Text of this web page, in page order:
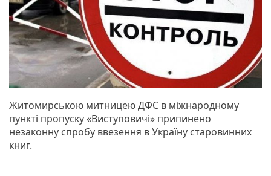
Житомирською митницею ДФС в міжнародному
пункті пропуску «Виступовичі» припинено
незаконну спробу ввезення в Україну старовинних
книг.